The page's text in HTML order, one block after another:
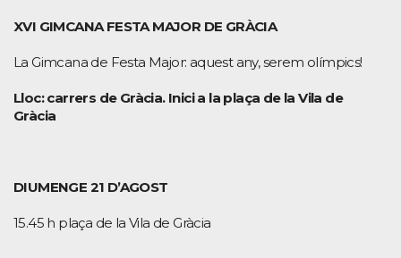
XVI GIMCANA FESTA MAJOR DE GRÀCIA
La Gimcana de Festa Major: aquest any, serem olímpics!
Lloc: carrers de Gràcia. Inici a la plaça de la Vila de
Gràcia
DIUMENGE 21 D’AGOST
15.45 h plaça de la Vila de Gràcia